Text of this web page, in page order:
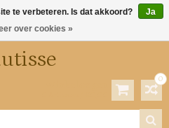
0
te verbeteren. Is dat akkoord?
Ja
over cookies »